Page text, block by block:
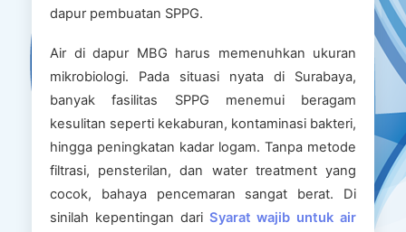
dapur pembuatan SPPG.
Air di dapur MBG harus memenuhkan ukuran
mikrobiologi. Pada situasi nyata di Surabaya,
banyak fasilitas SPPG menemui beragam
kesulitan seperti kekaburan, kontaminasi bakteri,
hingga peningkatan kadar logam. Tanpa metode
filtrasi, pensterilan, dan water treatment yang
cocok, bahaya pencemaran sangat berat. Di
sinilah kepentingan dari Syarat wajib untuk air